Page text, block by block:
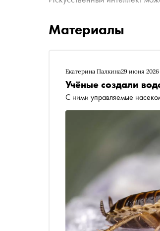
Материалы
Екатерина Палкина29 июня 2026
Учёные создали
С ними управляемые